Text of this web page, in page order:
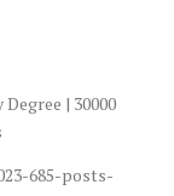
| 30000
685-posts-